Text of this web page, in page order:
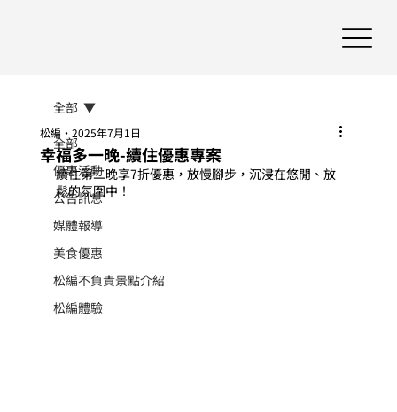
全部
優惠活動
公告訊息
媒體報導
美食優惠
松編不負責景點介紹
松編體驗
全部
幸福多一晚-續住優惠專案
松編 2025年7月1日
續住第二晚享7折優惠，放慢腳步，沉浸在悠閒、放
鬆的氛圍中！